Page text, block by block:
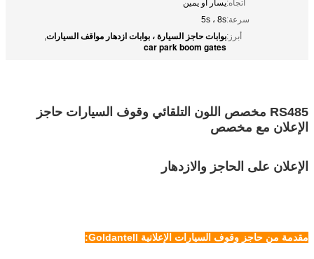
اتجاه:يسار او يمين
سرعة:5s ، 8s
أبرز:بوابات حاجز السيارة ، بوابات ازدهار مواقف السيارات,
car park boom gates
RS485 مخصص اللون التلقائي وقوف السيارات حاجز
الإعلان مع مخصص
الإعلان على الحاجز والازدهار
مقدمة من حاجز وقوف السيارات الإعلانية Goldantell: